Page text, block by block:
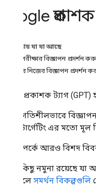
Google
এই পৃষ্ঠায় যা যা আছে
একটি পরীক্ষার বিজ্ঞাপন প্রদর্শন
আপনার নিজের বিজ্ঞাপন প্রদর্শন
Google প্রকাশক ট্যাগ
আপনি গতিশীলভাবে
কাস্টম টার্গেটিং এর মতো
GPT সম্পর্কে আরও বিশদ
এখানে কিছু নমুনা রয়েছে
হয়, তাহলে সমর্থন বিকল্পগুলি